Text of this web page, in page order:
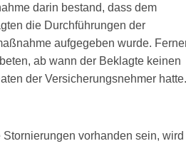
darin bestand, dass dem
die Durchführungen der
aufgegeben wurde.
ab wann der Beklagte keinen
der Versicherungsnehmer hatte.
vorhanden sein, wird